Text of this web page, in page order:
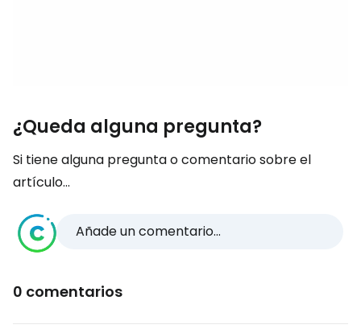
¿Queda alguna pregunta?
Si tiene alguna pregunta o comentario sobre el
artículo...
Añade un comentario...
0 comentarios